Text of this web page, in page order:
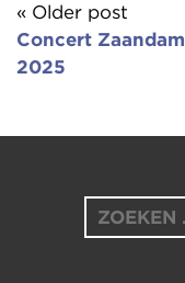
« Older post
Concert Zaandam
2025
Zoeken
naar: